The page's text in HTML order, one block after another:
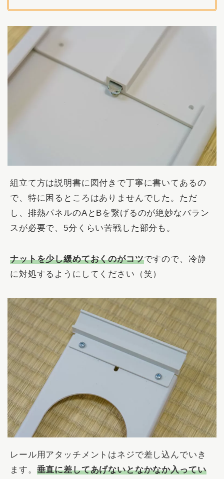
組立て方は説明書に図付きで丁寧に書いてあるの
で、特に困るところはありませんでした。ただ
し、排熱パネルのAとBを繋げるのが絶妙なバラン
スが必要で、5分くらい苦戦した部分も。
ナットを少し緩めておくのがコツですので、冷静
に対処するようにしてください（笑）
レール用アタッチメントはネジで差し込んでいき
ます。 垂直に差してあげないとなかなか入ってい